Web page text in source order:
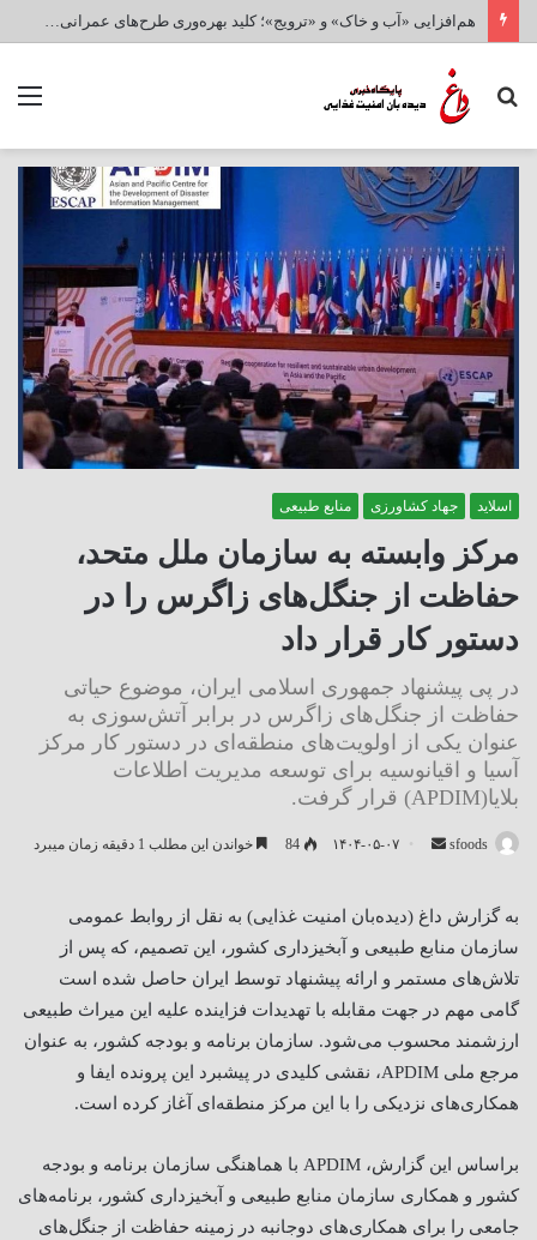
هم‌افزایی «آب و خاک» و «ترویج»؛ کلید بهره‌وری طرح‌های عمرانی و امنیت غذایی کشور
جستجو
اسلاید جهاد کشاورزی منابع طبیعی
مرکز وابسته به سازمان ملل متحد،
حفاظت از جنگل‌های زاگرس را در
دستور کار قرار داد
در پی پیشنهاد جمهوری اسلامی ایران، موضوع حیاتی
حفاظت از جنگل‌های زاگرس در برابر آتش‌سوزی به
عنوان یکی از اولویت‌های منطقه‌ای در دستور کار مرکز
آسیا و اقیانوسیه برای توسعه مدیریت اطلاعات
بلایا(APDIM) قرار گرفت.
sfoods
ارسال۱۴۰۴-۰۵-۰۷ 84 خواندن این مطلب 1 دقیقه زمان میبرد
به گزارش داغ (دیده‌بان امنیت غذایی) به نقل از روابط عمومی
سازمان منابع طبیعی و آبخیزداری کشور، این تصمیم، که پس از
تلاش‌های مستمر و ارائه پیشنهاد توسط ایران حاصل شده است
گامی مهم در جهت مقابله با تهدیدات فزاینده علیه این میراث طبیعی
ارزشمند محسوب می‌شود. سازمان برنامه و بودجه کشور، به عنوان
مرجع ملی APDIM، نقشی کلیدی در پیشبرد این پرونده ایفا و
همکاری‌های نزدیکی را با این مرکز منطقه‌ای آغاز کرده است.
براساس این گزارش، APDIM با هماهنگی سازمان برنامه و بودجه
کشور و همکاری سازمان منابع طبیعی و آبخیزداری کشور، برنامه‌های
جامعی را برای همکاری‌های دوجانبه در زمینه حفاظت از جنگل‌های